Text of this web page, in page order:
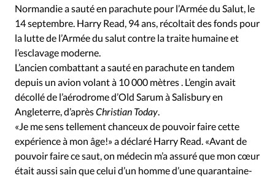
Normandie a sauté en parachute pour l’Armée du Salut, le
14 septembre. Harry Read, 94 ans, récoltait des fonds pour
la lutte de l’Armée du salut contre la traite humaine et
l’esclavage moderne.
L’ancien combattant a sauté en parachute en tandem
depuis un avion volant à 10 000 mètres . L’engin avait
décollé de l’aérodrome d’Old Sarum à Salisbury en
Angleterre, d’aprèsChristian Today
«Je me sens tellement chanceux de pouvoir faire cette
expérience à mon âge!» a déclaré Harry Read. «Avant de
pouvoir faire ce saut, on médecin m’a assuré que mon cœur
était aussi sain que celui d’un homme d’une quarantaine-